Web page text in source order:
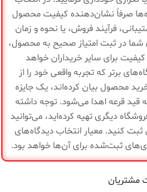
ارتفاع 12 سانتی متر
ابعاد
کامل
55x35x12 سانتی متر
جنس فوم (تزریق سرد)
تولیدی ایران
گارانتی
صرفاً نشان‌دهنده کیفیت محصول
فرآیند فروش، یا نحوه و زمان
شما در ثبت امتیاز صحیح به محصول،
برای سایر خریداران خواهد
برتر که تجربه واقعی خود را از
محصول بیان کرده‌اند، یک جایزه
قید قرعه اهدا می‌شود. توجه داشته
دیگری تهیه کرده‌اید، می‌توانید
کنید. معیار انتخاب دیدگاه‌های
ثبت‌شده برای آن‌ها خواهد بود.
مشتریان